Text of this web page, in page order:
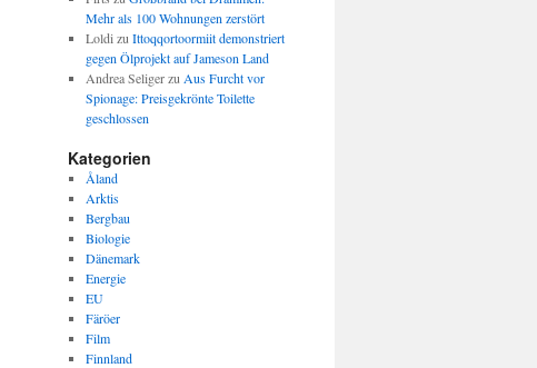
Mehr als 100 Wohnungen zerstört
Loldi zu Ittoqqortoormiit demonstriert
gegen Ölprojekt auf Jameson Land
Andrea Seligerzu Aus Furcht vor
Spionage: Preisgekrönte Toilette
geschlossen
Kategorien
Åland
Arktis
Bergbau
Biologie
Dänemark
Energie
EU
Färöer
Film
Finnland